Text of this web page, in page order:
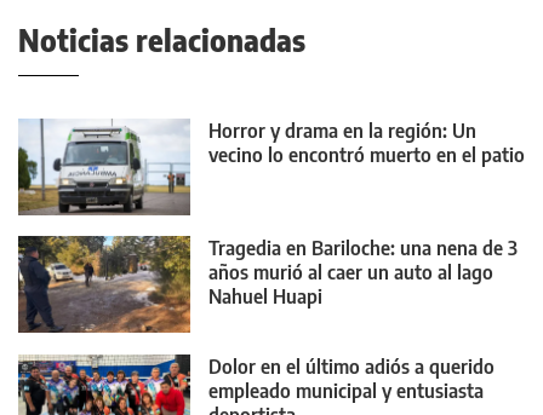
Noticias relacionadas
Horror y drama en la región: Un
vecino lo encontró muerto en el patio
Tragedia en Bariloche: una nena de 3
años murió al caer un auto al lago
Nahuel Huapi
Dolor en el último adiós a querido
empleado municipal y entusiasta